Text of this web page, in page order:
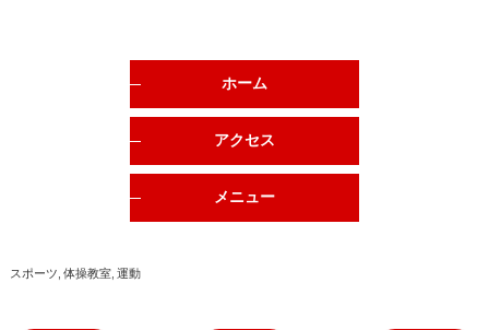
ホーム
アクセス
メニュー
スポーツ 体操教室 運動